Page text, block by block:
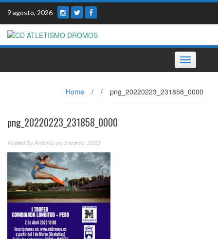
Skip
content
9 agosto, 2026
Toggle
navigation
Home / / png_20220223_231858_0000
png_20220223_231858_0000
Posted ByAntonio on 2 marzo, 2022